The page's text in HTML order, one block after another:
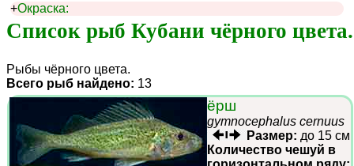
+Окраска:
Список рыб Кубани чёрного цвета.
Рыбы чёрного цвета.
Всего рыб найдено: 13
ёрш
gymnocephalus cernuus
Размер: до 15 см
Количество чешуй в